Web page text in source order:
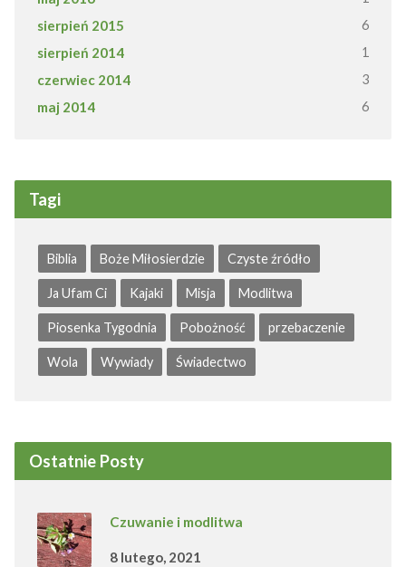
sierpień 2015 6
sierpień 2014 1
czerwiec 2014 3
maj 2014 6
Tagi
Biblia Boże Miłosierdzie Czyste źródło
Ja Ufam Ci Kajaki Misja Modlitwa
Piosenka Tygodnia Pobożność przebaczenie
Wola Wywiady Świadectwo
Ostatnie Posty
Czuwanie i modlitwa
8 lutego, 2021